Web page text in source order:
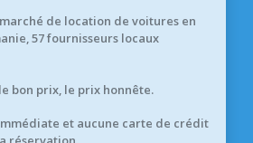
de location de voitures en
57 fournisseurs locaux
bon prix, le prix honnête.
et aucune carte de crédit